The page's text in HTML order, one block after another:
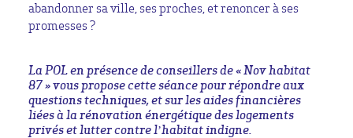
abandonner sa ville, ses proches, et renoncer à ses
promesses ?
La POL en présence de conseillers de « Nov habitat
87 » vous propose cette séance pour répondre aux
questions techniques, et sur les aides financières
liées à la rénovation énergétique des logements
privés et lutter contre l’habitat indigne.